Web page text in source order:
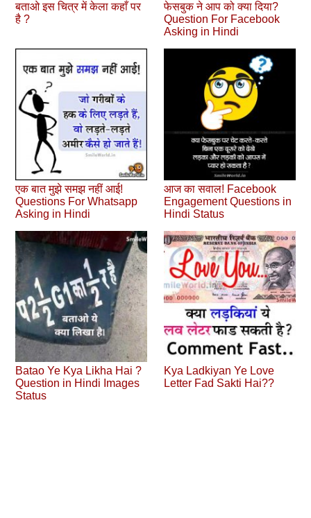
बताओ इस चित्र में केला कहाँ पर
है ?
फेसबुक ने आप को क्‍या दिया?
Question For Facebook
Asking in Hindi
एक बात मुझे समझ नहीं आई!
Questions For Whatsapp
Asking in Hindi
आज का सवाल! Facebook
Engagement Questions in
Hindi Status
Batao Ye Kya Likha Hai ?
Question in Hindi Images
Status
Kya Ladkiyan Ye Love
Letter Fad Sakti Hai??